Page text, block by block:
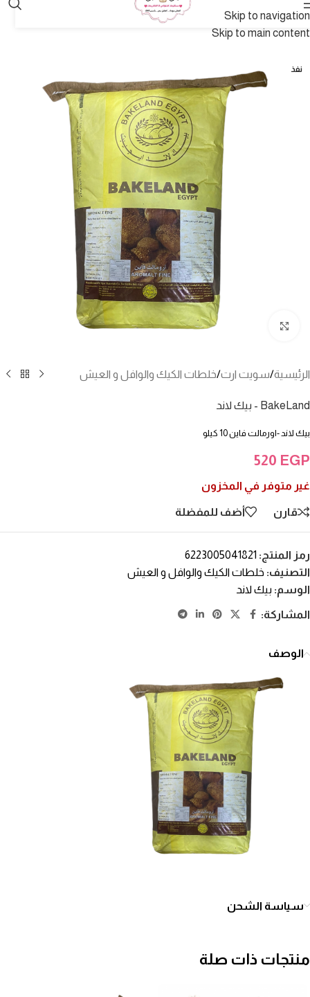
Skip to navigation
Skip to main content
نفذ
الرئيسية/سويت ارت/خلطات الكيك والوافل و العيش
BakeLand - بيك لاند
بيك لاند -اورمالت فاين 10 كيلو
520 EGP
غير متوفر في المخزون
قارن أضف للمفضلة
رمز المنتج: 6223005041821
التصنيف: خلطات الكيك والوافل و العيش
الوسم: بيك لاند
المشاركة:
الوصف
سياسة الشحن
منتجات ذات صلة